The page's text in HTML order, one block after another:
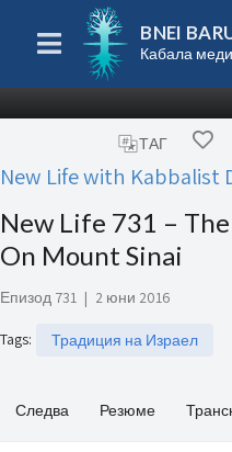
BNEI
Кабала
ТАГ
New Life with Kabbalist
New Life 731 –
On Mount Sinai
Епизод 731 | 2 юни 2016
Tags: Традиция на Израел
Следва Резюме